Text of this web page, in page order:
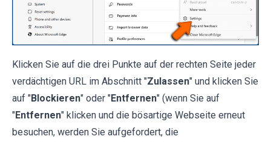
Klicken Sie auf die drei Punkte auf der rechten Seite jeder
verdächtigen URL im Abschnitt "Zulassen" und klicken Sie
auf "Blockieren" oder "Entfernen" (wenn Sie auf
"Entfernen" klicken und die bösartige Webseite erneut
besuchen, werden Sie aufgefordert, die